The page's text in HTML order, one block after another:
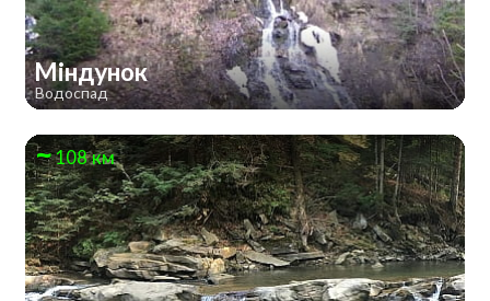
Міндунок
Водоспад
108 км